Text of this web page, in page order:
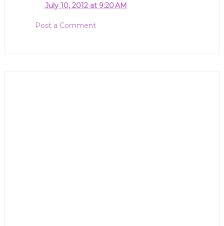
July 10, 2012 at 9:20 AM
Post a Comment